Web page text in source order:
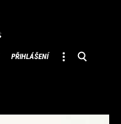
PŘIHLÁŠENÍ